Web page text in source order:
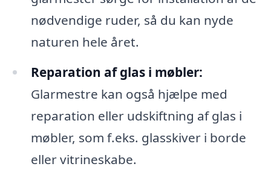
nødvendige ruder, så du kan nyde
naturen hele året.
Reparation af glas i møbler:
Glarmestre kan også hjælpe med
reparation eller udskiftning af glas i
møbler, som f.eks. glasskiver i borde
eller vitrineskabe.